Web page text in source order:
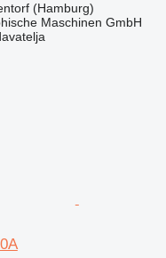
(Hamburg)
Maschinen GmbH